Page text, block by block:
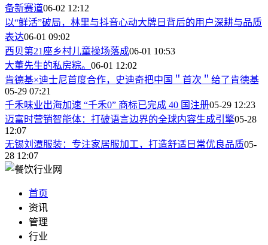
备新赛道06-02 12:12
以“鲜活”破局，林里与抖音心动大牌日背后的用户深耕与品质
表达06-01 09:02
西贝第21座乡村儿童操场落成06-01 10:53
大董先生的私房粽。 06-01 12:02
肯德基×迪士尼首度合作，史迪奇把中国＂首次＂给了肯德基
05-29 07:21
千禾味业出海加速 “千禾0” 商标已完成 40 国注册05-29 12:23
迈富时营销智能体：打破语言边界的全球内容生成引擎05-28
12:07
无锡刘潭服装：专注家居服加工，打造舒适日常优良品质05-
28 12:07
首页
资讯
管理
行业